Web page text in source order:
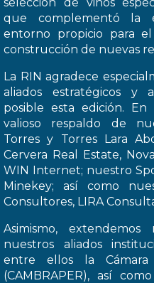
que complementó la
entorno propicio para
construcción de nuevas
La RIN agradece
aliados estratégicos y
posible esta edición. En
valioso respaldo de
Torres y Torres Lara
Cervera Real Estate,
WIN Internet; nuestro
Minekey; así como
Consultores, LIRA
Asimismo,
nuestros aliados
entre ellos la Cámara
(CAMBRAPER), así